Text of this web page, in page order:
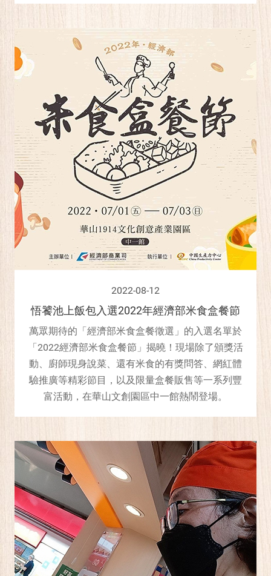
2022-08-12
悟饕池上飯包入選2022年經濟部米食盒餐節
萬眾期待的「經濟部米食盒餐徵選」的入選名單於
「2022經濟部米食盒餐節」揭曉！現場除了頒獎活
動、廚師現身說菜、還有米食的有獎問答、網紅體
驗推廣等精彩節目，以及限量盒餐販售等一系列豐
富活動，在華山文創園區中一館熱鬧登場。